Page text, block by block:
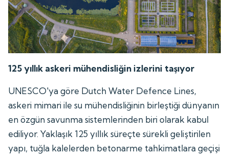
125 yıllık askeri mühendisliğin izlerini taşıyor
UNESCO'ya göre Dutch Water Defence Lines,
askeri mimari ile su mühendisliğinin birleştiği dünyanın
en özgün savunma sistemlerinden biri olarak kabul
ediliyor. Yaklaşık 125 yıllık süreçte sürekli geliştirilen
yapı, tuğla kalelerden betonarme tahkimatlara geçişi